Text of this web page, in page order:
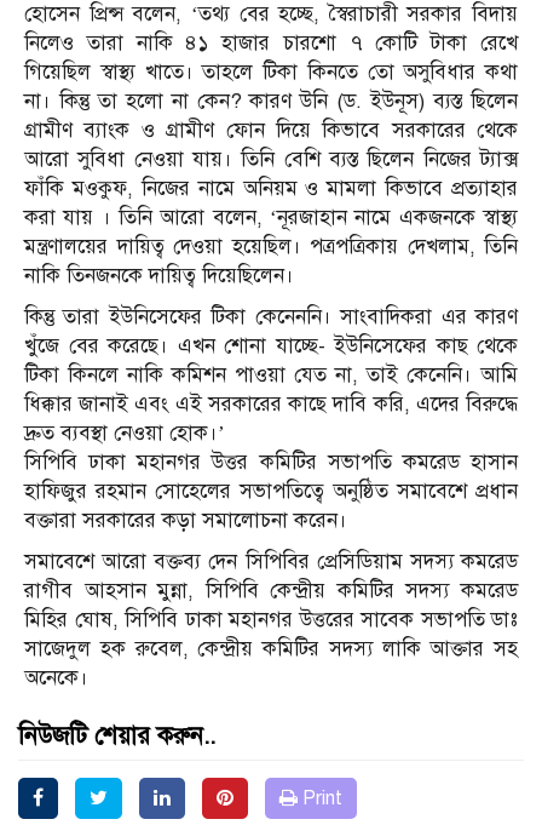
হোসেন প্রিন্স বলেন, ‘তথ্য বের হচ্ছে, স্বৈরাচারী সরকার বিদায়
নিলেও তারা নাকি ৪১ হাজার চারশো ৭ কোটি টাকা রেখে
গিয়েছিল স্বাস্থ্য খাতে। তাহলে টিকা কিনতে তো অসুবিধার কথা
না। কিন্তু তা হলো না কেন? কারণ উনি (ড. ইউনূস) ব্যস্ত ছিলেন
গ্রামীণ ব্যাংক ও গ্রামীণ ফোন দিয়ে কিভাবে সরকারের থেকে
আরো সুবিধা নেওয়া যায়। তিনি বেশি ব্যস্ত ছিলেন নিজের ট্যাক্স
ফাঁকি মওকুফ, নিজের নামে অনিয়ম ও মামলা কিভাবে প্রত্যাহার
করা যায় । তিনি আরো বলেন, ‘নূরজাহান নামে একজনকে স্বাস্থ্য
মন্ত্রণালয়ের দায়িত্ব দেওয়া হয়েছিল। পত্রপত্রিকায় দেখলাম, তিনি
নাকি তিনজনকে দায়িত্ব দিয়েছিলেন।
কিন্তু তারা ইউনিসেফের টিকা কেনেননি। সাংবাদিকরা এর কারণ
খুঁজে বের করেছে। এখন শোনা যাচ্ছে- ইউনিসেফের কাছ থেকে
টিকা কিনলে নাকি কমিশন পাওয়া যেত না, তাই কেনেনি। আমি
ধিক্কার জানাই এবং এই সরকারের কাছে দাবি করি, এদের বিরুদ্ধে
দ্রুত ব্যবস্থা নেওয়া হোক।’
সিপিবি ঢাকা মহানগর উত্তর কমিটির সভাপতি কমরেড হাসান
হাফিজুর রহমান সোহেলের সভাপতিত্বে অনুষ্ঠিত সমাবেশে প্রধান
বক্তারা সরকারের কড়া সমালোচনা করেন।
সমাবেশে আরো বক্তব্য দেন সিপিবির প্রেসিডিয়াম সদস্য কমরেড
রাগীব আহসান মুন্না, সিপিবি কেন্দ্রীয় কমিটির সদস্য ‎কমরেড
মিহির ঘোষ, সিপিবি ঢাকা মহানগর উত্তরের সাবেক সভাপতি ডাঃ
সাজেদুল হক রুবেল, কেন্দ্রীয় কমিটির সদস্য লাকি আক্তার সহ
অনেকে।
নিউজটি শেয়ার করুন..
Print